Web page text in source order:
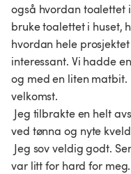
også hvordan toalettet
bruke toalettet i huset,
hvordan hele
interessant. Vi hadde
og med en liten
velkomst.
ved tønna og nyte
var litt for hard for